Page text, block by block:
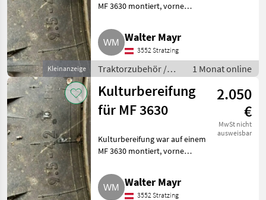
Kleinanzeige
MF 3630 montiert, vorne
verschweißt. Traktorzubehör
Sonstiges Traktorzubehör
Walter Mayr
3552 Stratzing
Traktorzubehör /
Sonstiges
Traktorzubehör
1 Monat online
Kulturbereifung
für MF 3630
2.050
€
MwSt nicht
ausweisbar
Kulturbereifung war auf einem
MF 3630 montiert, vorne
verschweißt. Traktorzubehör
Sonstiges Traktorzubehör
Walter Mayr
3552 Stratzing